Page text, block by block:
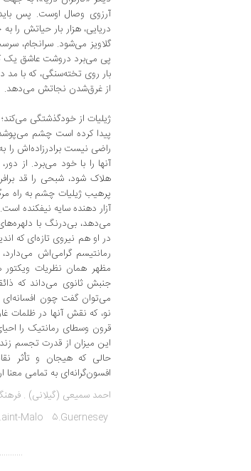
آرزوی وصال اوست. پس باید
دریایی، هزار بار حیاتش را
گلاویز می‌شود. سرانجام،
پی می‌برد دروشت عاشق یک
بار روی تخته‌سنگی، که با مد
از غرق‌شدن نجاتش می‌دهد.
ژیلیات از خودگذشتگی می‌کند؛
پیدا کرده است چشم
راضی نیست برادرزاده‌اش
آنها را با خود می‌برد. از
هلاک شود، شبحی را قد
پرهیب ژیلیات چشم به راه
آزار دهنده سایه نیفکنده
می‌دهد، بی‌درنگ با
در او هم نیروی تازه‌ای که
رمانتیسم گرامی‌اش
مظهر همان نظریات
جنبش ثانوی می‌داند که
می‌توان گفت چون افسانه‌ای
نو، که نقش آنها در ظلمات
قرون وسطای رمانتیک را
این میزان از قدرت تجسم
حالی که هیجان و تأثر
افسون‌گرانه‌ای به تمامی معنا
احمد سمیعی (گیلانی) .
Malo 5.Guernesey